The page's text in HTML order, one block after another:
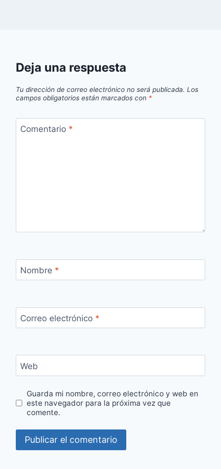
Deja una respuesta
Tu dirección de correo electrónico no será publicada. Los
campos obligatorios están marcados con *
Comentario *
Nombre *
Correo electrónico *
Web
Guarda mi nombre, correo electrónico y web en
este navegador para la próxima vez que
comente.